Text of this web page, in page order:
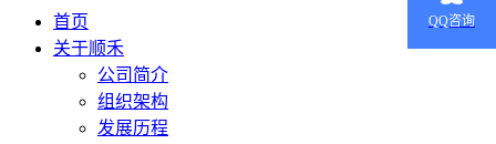
首页
关于顺禾
公司简介
组织架构
发展历程
QQ咨询
询：
420022879
在线咨